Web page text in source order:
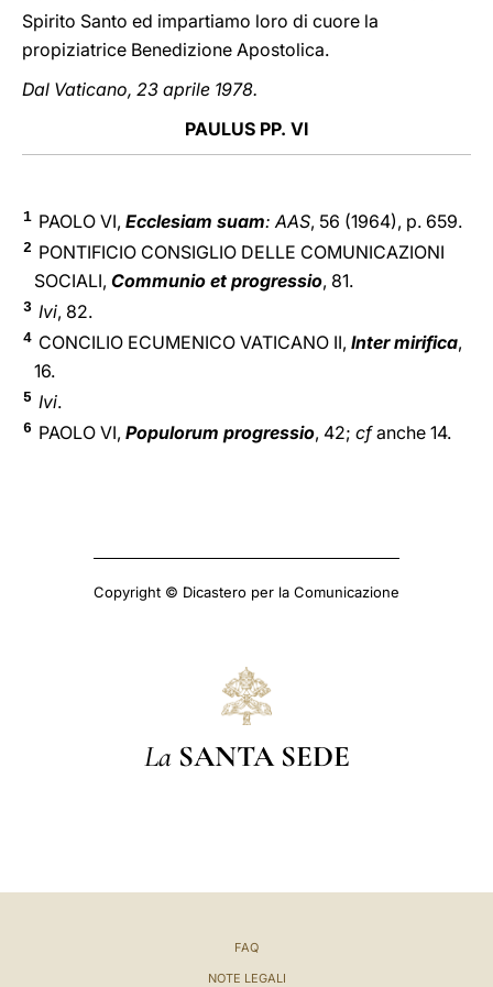
Spirito Santo ed impartiamo loro di cuore la
propiziatrice Benedizione Apostolica.
Dal Vaticano, 23 aprile 1978.
PAULUS PP. VI
1 PAOLO VI, Ecclesiam suam: AAS, 56 (1964), p. 659.
2 PONTIFICIO CONSIGLIO DELLE COMUNICAZIONI
SOCIALI, Communio et progressio, 81.
3 Ivi, 82.
4 CONCILIO ECUMENICO VATICANO II, Inter mirifica,
16.
5 Ivi.
6 PAOLO VI, Populorum progressio, 42; cfanche 14.
Copyright © Dicastero per la Comunicazione
La SANTA SEDE
FAQ
NOTE LEGALI